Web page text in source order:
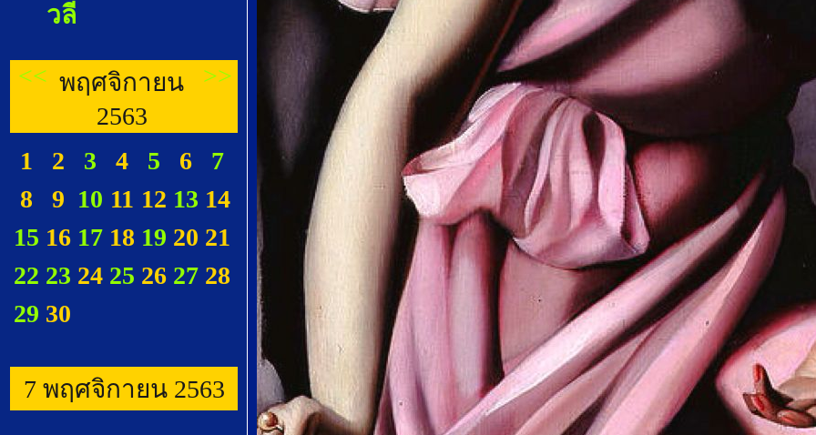
วลี
<< พฤศจิกายน
2563
>>
1 2 3 4 5 6
7
8
9 10 11 12 13 14
15 16 17 18 19 20 21
22 23 24 25 26 27 28
29 30
7 พฤศจิกายน 2563